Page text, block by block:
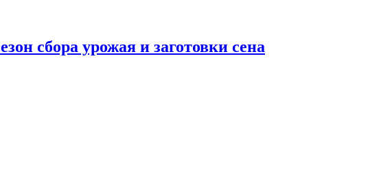
сбора урожая и заготовки сена